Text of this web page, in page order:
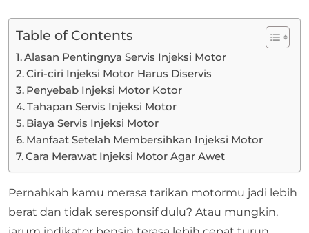
Table of Contents
Alasan Pentingnya Servis Injeksi Motor
Ciri-ciri Injeksi Motor Harus Diservis
Penyebab Injeksi Motor Kotor
Tahapan Servis Injeksi Motor
Biaya Servis Injeksi Motor
Manfaat Setelah Membersihkan Injeksi Motor
Cara Merawat Injeksi Motor Agar Awet
Pernahkah kamu merasa tarikan motormu jadi lebih
berat dan tidak seresponsif dulu? Atau mungkin,